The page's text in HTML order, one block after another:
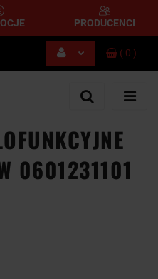
PRODUCENCI
( 0 )
0601231101